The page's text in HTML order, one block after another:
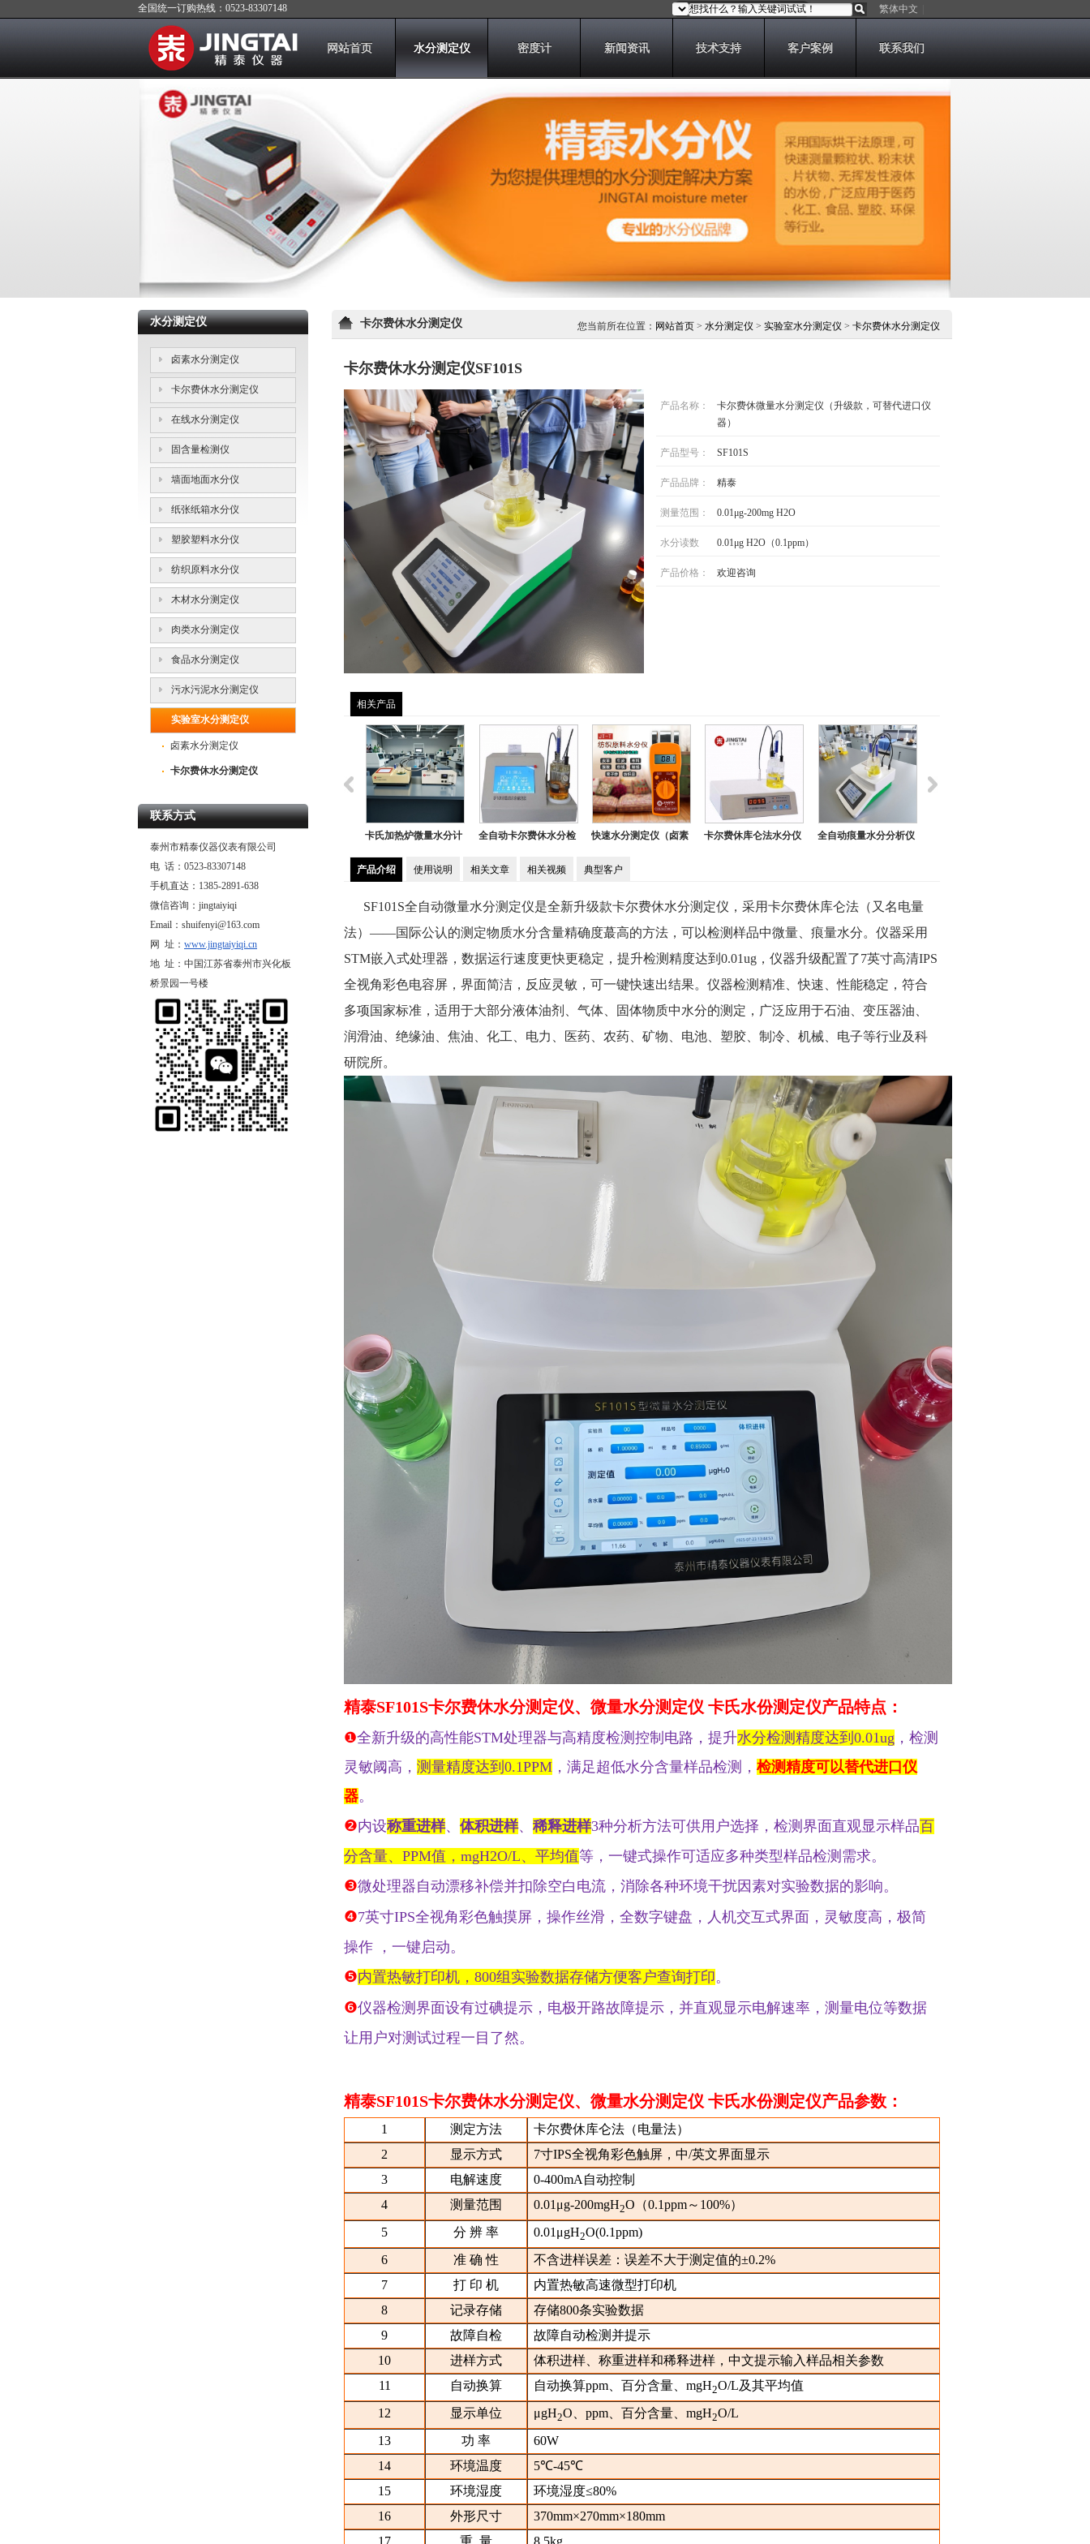
全国统一订购热线：0523-83307148 繁体中文
网站首页 水分测定仪 密度计 新闻资讯 技术支持 客户案例 联系我们
水分测定仪
卤素水分测定仪
卡尔费休水分测定仪
在线水分测定仪
固含量检测仪
墙面地面水分仪
纸张纸箱水分仪
塑胶塑料水分仪
纺织原料水分仪
木材水分测定仪
肉类水分测定仪
食品水分测定仪
污水污泥水分测定仪
实验室水分测定仪
卤素水分测定仪
卡尔费休水分测定仪
联系方式
泰州市精泰仪器仪表有限公司
电 话：0523-83307148
手机直达：1385-2891-638
微信咨询：jingtaiyiqi
Email：shuifenyi@163.com
网 址： www.jingtaiyiqi.cn
地 址：中国江苏省泰州市兴化板
桥景园一号楼
您当前所在位置： 网站首页 > 水分测定仪 > 实验室水分测定仪 > 卡尔费休水分测定仪
卡尔费休水分测定仪
卡尔费休水分测定仪SF101S
产品名称：
卡尔费休微量水分测定仪（升级款，可替代进口仪
器）
产品型号： SF101S
产品品牌： 精泰
测量范围： 0.01μg-200mg H2O
水分读数 0.01μg H2O（0.1ppm）
产品价格： 欢迎咨询
相关产品
SF200K
卡氏加热炉微量水分计
全自动卡尔费休水分检
快速水分测定仪（卤素
便携式）
卡尔费休库仑法水分仪
全自动痕量水分分析仪
全自动水分分析仪（库
产品介绍
使用说明 相关文章 相关视频 典型客户
SF101S全自动微量水分测定仪是全新升级款卡尔费休水分测定仪，采用卡尔费休库仑法（又名电量
法）——国际公认的测定物质水分含量精确度蕞高的方法，可以检测样品中微量、痕量水分。仪器采用
STM嵌入式处理器，数据运行速度更快更稳定，提升检测精度达到0.01ug，仪器升级配置了7英寸高清IPS
全视角彩色电容屏，界面简洁，反应灵敏，可一键快速出结果。仪器检测精准、快速、性能稳定，符合
多项国家标准，适用于大部分液体油剂、气体、固体物质中水分的测定，广泛应用于石油、变压器油、
润滑油、绝缘油、焦油、化工、电力、医药、农药、矿物、电池、塑胶、制冷、机械、电子等行业及科
研院所。
精泰SF101S卡尔费休水分测定仪、微量水分测定仪 卡氏水份测定仪产品特点：
❶全新升级的高性能STM处理器与高精度检测控制电路，提升水分检测精度达到0.01ug ，检测
灵敏阈高， 测量精度达到0.1PPM ，满足超低水分含量样品检测， 检测精度可以替代进口仪
器。
❷内设称重进样、 体积进样、 稀释进样3种分析方法可供用户选择，检测界面直观显示样品百
分含量、PPM值，mgH2O/L、平均值等，一键式操作可适应多种类型样品检测需求。
❸微处理器自动漂移补偿并扣除空白电流，消除各种环境干扰因素对实验数据的影响。
❹7英寸IPS全视角彩色触摸屏，操作丝滑，全数字键盘，人机交互式界面，灵敏度高，极简
操作 ，一键启动。
❺内置热敏打印机，800组实验数据存储方便客户查询打印。
❻仪器检测界面设有过碘提示，电极开路故障提示，并直观显示电解速率，测量电位等数据
让用户对测试过程一目了然。
精泰SF101S卡尔费休水分测定仪、微量水分测定仪 卡氏水份测定仪产品参数：
1 测定方法
卡尔费休库仑法（电量法）
2
显示方式
7寸IPS全视角彩色触屏，中/英文界面显示
3
电解速度
0-400mA自动控制
4
测量范围 0.01μg-200mgH2O（0.1ppm～100%）
5
分 辨 率 0.01μgH2O(0.1ppm)
6
准 确 性
不含进样误差：误差不大于测定值的±0.2%
7
打 印 机
内置热敏高速微型打印机
8
记录存储
存储800条实验数据
9
故障自检
故障自动检测并提示
10
进样方式
体积进样、称重进样和稀释进样，中文提示输入样品相关参数
11
自动换算 自动换算ppm、百分含量、mgH2O/L及其平均值
12
显示单位 μgH2O、ppm、百分含量、mgH2O/L
13
功 率
60W
14
环境温度
5℃-45℃
15
环境湿度
环境湿度≤80%
16
外形尺寸
370mm×270mm×180mm
17
重 量 8.5kg